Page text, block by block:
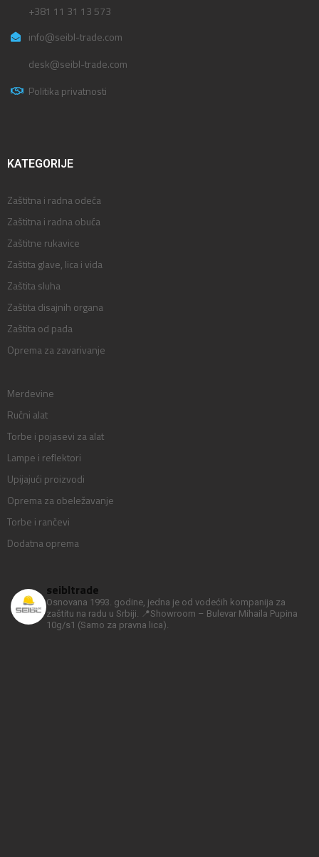
+381 11 31 13 573
info@seibl-trade.com
desk@seibl-trade.com
Politika privatnosti
KATEGORIJE
Zaštitna i radna odeća
Zaštitna i radna obuća
Zaštitne rukavice
Zaštita glave, lica i vida
Zaštita sluha
Zaštita disajnih organa
Zaštita od pada
Oprema za zavarivanje
Merdevine
Ručni alat
Torbe i pojasevi za alat
Lampe i reflektori
Upijajući proizvodi
Oprema za obeležavanje
Torbe i rančevi
Dodatna oprema
seibltrade
Osnovana 1993. godine, jedna je od vodećih kompanija za
zaštitu na radu u Srbiji. 📍Showroom – Bulevar Mihaila Pupina
10g/s1 (Samo za pravna lica).